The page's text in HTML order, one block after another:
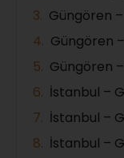
Güngören
Güngören –
Güngören –
İstanbul –
İstanbul –
İstanbul –